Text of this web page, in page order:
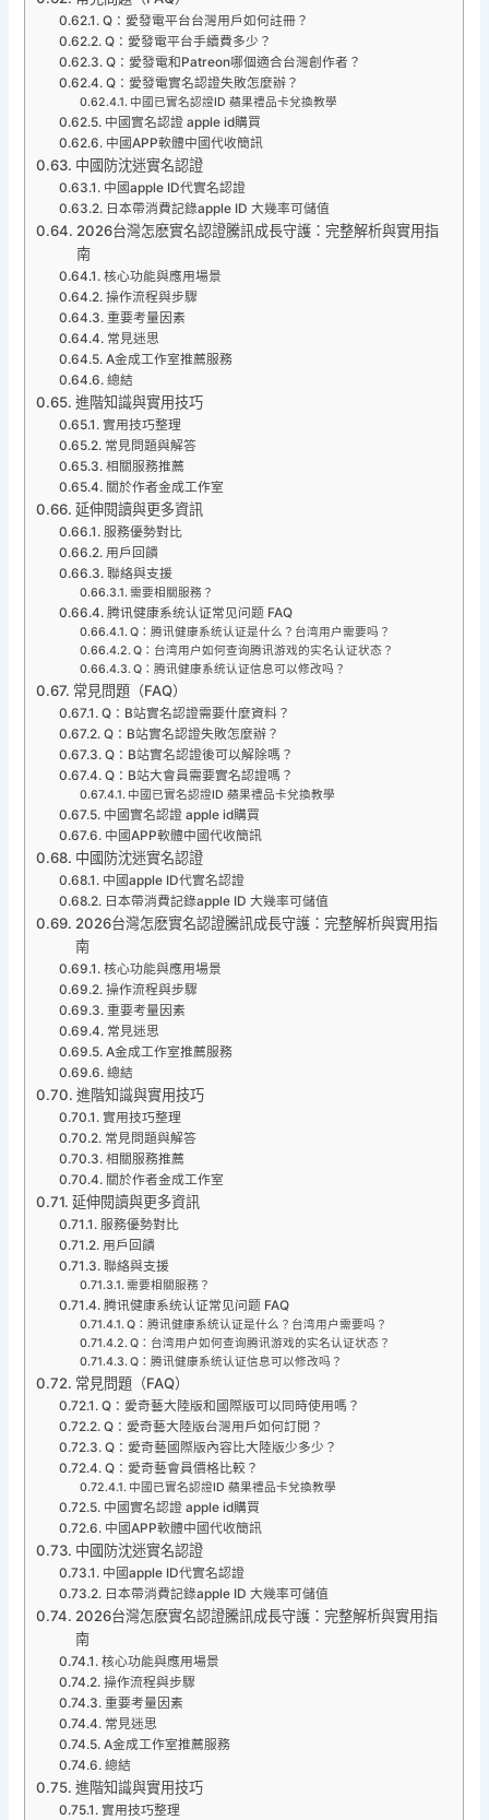
Q：愛發電平台台灣用戶如何註冊？
Q：愛發電平台手續費多少？
Q：愛發電和Patreon哪個適合台灣創作者？
Q：愛發電實名認證失敗怎麼辦？
中國已實名認證ID 蘋果禮品卡兌換教學
中國實名認證 apple id購買
中國APP軟體中國代收簡訊
中國防沈迷實名認證
中國apple ID代實名認證
日本帶消費記錄apple ID 大幾率可儲值
2026台灣怎麽實名認證騰訊成長守護：完整解析與實用指
南
核心功能與應用場景
操作流程與步驟
重要考量因素
常見迷思
A金成工作室推薦服務
總結
進階知識與實用技巧
實用技巧整理
常見問題與解答
相關服務推薦
關於作者金成工作室
延伸閱讀與更多資訊
服務優勢對比
用戶回饋
聯絡與支援
需要相關服務？
腾讯健康系统认证常见问题 FAQ
Q：腾讯健康系统认证是什么？台湾用户需要吗？
Q：台湾用户如何查询腾讯游戏的实名认证状态？
Q：腾讯健康系统认证信息可以修改吗？
常見問題（FAQ）
Q：B站實名認證需要什麼資料？
Q：B站實名認證失敗怎麼辦？
Q：B站實名認證後可以解除嗎？
Q：B站大會員需要實名認證嗎？
中國已實名認證ID 蘋果禮品卡兌換教學
中國實名認證 apple id購買
中國APP軟體中國代收簡訊
中國防沈迷實名認證
中國apple ID代實名認證
日本帶消費記錄apple ID 大幾率可儲值
2026台灣怎麽實名認證騰訊成長守護：完整解析與實用指
南
核心功能與應用場景
操作流程與步驟
重要考量因素
常見迷思
A金成工作室推薦服務
總結
進階知識與實用技巧
實用技巧整理
常見問題與解答
相關服務推薦
關於作者金成工作室
延伸閱讀與更多資訊
服務優勢對比
用戶回饋
聯絡與支援
需要相關服務？
腾讯健康系统认证常见问题 FAQ
Q：腾讯健康系统认证是什么？台湾用户需要吗？
Q：台湾用户如何查询腾讯游戏的实名认证状态？
Q：腾讯健康系统认证信息可以修改吗？
常見問題（FAQ）
Q：愛奇藝大陸版和國際版可以同時使用嗎？
Q：愛奇藝大陸版台灣用戶如何訂閱？
Q：愛奇藝國際版內容比大陸版少多少？
Q：愛奇藝會員價格比較？
中國已實名認證ID 蘋果禮品卡兌換教學
中國實名認證 apple id購買
中國APP軟體中國代收簡訊
中國防沈迷實名認證
中國apple ID代實名認證
日本帶消費記錄apple ID 大幾率可儲值
2026台灣怎麽實名認證騰訊成長守護：完整解析與實用指
南
核心功能與應用場景
操作流程與步驟
重要考量因素
常見迷思
A金成工作室推薦服務
總結
進階知識與實用技巧
實用技巧整理